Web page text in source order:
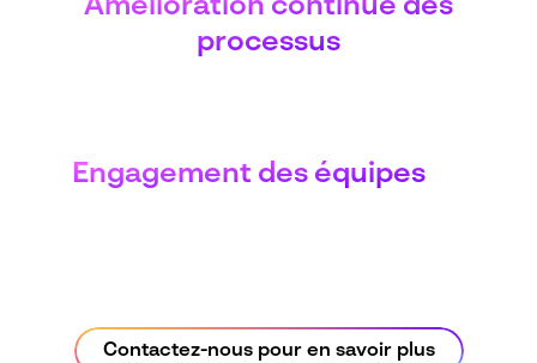
Amélioration continue des
processus
Engagement des équipes
Contactez-nous pour en savoir plus